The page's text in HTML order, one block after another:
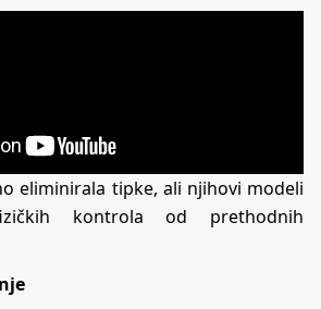
eliminirala tipke, ali njihovi modeli
kontrola od prethodnih